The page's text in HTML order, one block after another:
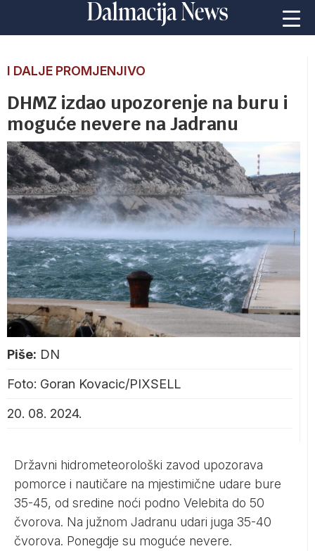
I DALJE PROMJENJIVO
DHMZ izdao upozorenje na buru i
moguće nevere na Jadranu
Piše: DN
Foto: Goran Kovacic/PIXSELL
20. 08. 2024.
Državni hidrometeorološki zavod upozorava
pomorce i nautičare na mjestimične udare bure
35-45, od sredine noći podno Velebita do 50
čvorova. Na južnom Jadranu udari juga 35-40
čvorova. Ponegdje su moguće nevere.